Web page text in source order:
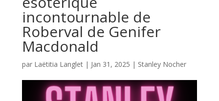
incontournable de
Roberval de Genifer
Macdonald
par Laëtitia Langlet| Jan 31, 2025 | Stanley Nocher